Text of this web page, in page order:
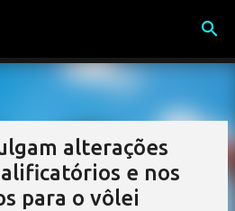
conteúdo principal
alterações
e nos
para o vôlei